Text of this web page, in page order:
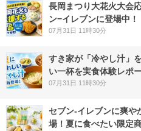
長岡まつり大花火大会
ン−イレブンに登場中！
07月31日 11時30分
すき家が「冷やし汁」
い一杯を実食体験レポ
07月31日 11時30分
セブン‐イレブンに爽
場！夏に食べたい限定